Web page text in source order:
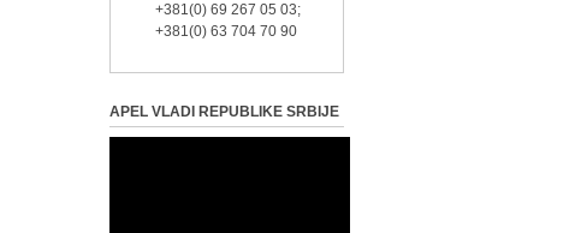
+381(0) 69 267 05 03;
+381(0) 63 704 70 90
APEL VLADI REPUBLIKE SRBIJE